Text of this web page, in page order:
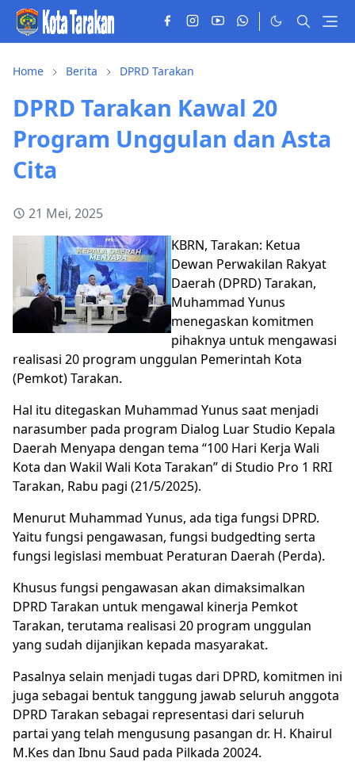
Home Berita DPRD Tarakan
DPRD Tarakan Kawal 20
Program Unggulan dan Asta
Cita
21 Mei, 2025
KBRN, Tarakan: Ketua
Dewan Perwakilan Rakyat
Daerah (DPRD) Tarakan,
Muhammad Yunus
menegaskan komitmen
pihaknya untuk mengawasi
realisasi 20 program unggulan Pemerintah Kota
(Pemkot) Tarakan.
Hal itu ditegaskan Muhammad Yunus saat menjadi
narasumber pada program Dialog Luar Studio Kepala
Daerah Menyapa dengan tema “100 Hari Kerja Wali
Kota dan Wakil Wali Kota Tarakan” di Studio Pro 1 RRI
Tarakan, Rabu pagi (21/5/2025).
Menurut Muhammad Yunus, ada tiga fungsi DPRD.
Yaitu fungsi pengawasan, fungsi budgedting serta
fungsi legislasi membuat Peraturan Daerah (Perda).
Khusus fungsi pengawasan akan dimaksimalkan
DPRD Tarakan untuk mengawal kinerja Pemkot
Tarakan, terutama realisasi 20 program unggulan
yang sudah dijanjikan kepada masyarakat.
Pasalnya selain menjadi tugas dari DPRD, komitmen ini
juga sebagai bentuk tanggung jawab seluruh anggota
DPRD Tarakan sebagai representasi dari seluruh
partai yang telah mengusung pasangan dr. H. Khairul
M.Kes dan Ibnu Saud pada Pilkada 20024.